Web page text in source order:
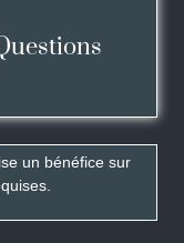
un bénéfice sur